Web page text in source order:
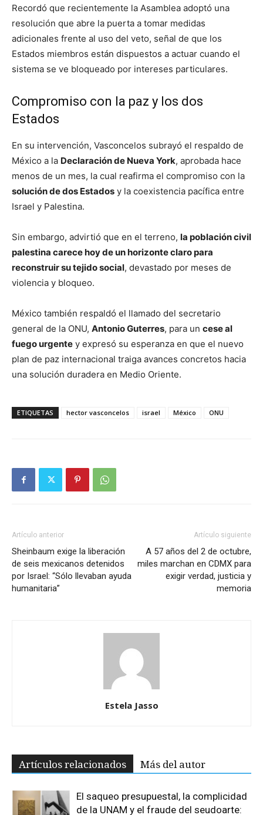
Recordó que recientemente la Asamblea adoptó una
resolución que abre la puerta a tomar medidas
adicionales frente al uso del veto, señal de que los
Estados miembros están dispuestos a actuar cuando el
sistema se ve bloqueado por intereses particulares.
Compromiso con la paz y los dos
Estados
En su intervención, Vasconcelos subrayó el respaldo de
México a la Declaración de Nueva York, aprobada hace
menos de un mes, la cual reafirma el compromiso con la
solución de dos Estados y la coexistencia pacífica entre
Israel y Palestina.
Sin embargo, advirtió que en el terreno, la población civil
palestina carece hoy de un horizonte claro para
reconstruir su tejido social, devastado por meses de
violencia y bloqueo.
México también respaldó el llamado del secretario
general de la ONU, Antonio Guterres, para un cese al
fuego urgente y expresó su esperanza en que el nuevo
plan de paz internacional traiga avances concretos hacia
una solución duradera en Medio Oriente.
ETIQUETAS hector vasconcelos israel México ONU
Artículo anterior
Sheinbaum exige la liberación
de seis mexicanos detenidos
por Israel: “Sólo llevaban ayuda
humanitaria”
Artículo siguiente
A 57 años del 2 de octubre,
miles marchan en CDMX para
exigir verdad, justicia y
memoria
Estela Jasso
Artículos relacionados Más del autor
El saqueo presupuestal, la complicidad
de la UNAM y el fraude del seudoarte: